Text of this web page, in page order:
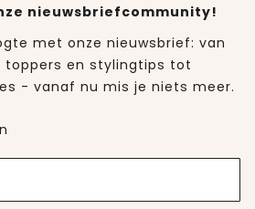
nieuwsbriefcommunity!
met onze nieuwsbrief: van
toppers en stylingtips tot
- vanaf nu mis je niets meer.